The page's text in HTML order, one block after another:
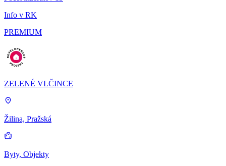
Info v RK
PREMIUM
ZELENÉ VLČINCE
Žilina, Pražská
Byty, Objekty